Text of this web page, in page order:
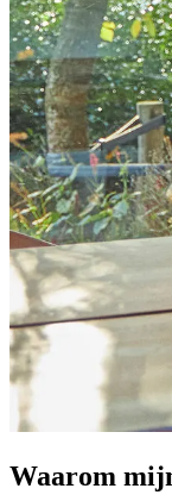
Waarom